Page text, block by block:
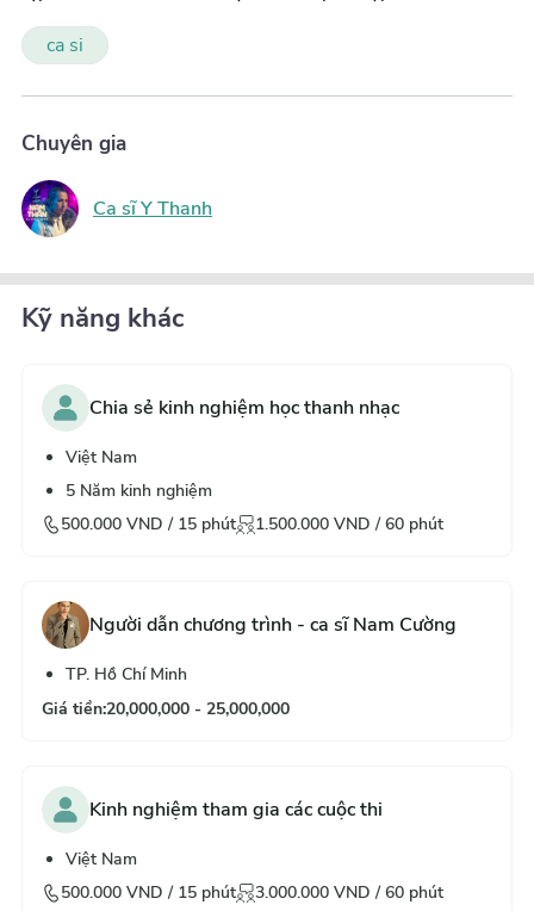
ca si
Chuyên gia
Ca sĩ Y Thanh
Kỹ năng khác
Chia sẻ kinh nghiệm học thanh nhạc
Việt Nam
5 Năm kinh nghiệm
500.000 VND / 15 phút 1.500.000 VND /60 phút
Người dẫn chương trình - ca sĩ Nam Cường
TP. Hồ Chí Minh
Giá tiền:20,000,000 - 25,000,000
Kinh nghiệm tham gia các cuộc thi
Việt Nam
500.000 VND / 15 phút 3.000.000 VND /60 phút